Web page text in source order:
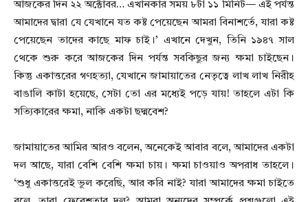
আজকের দিন ২২ অক্টোবর… এখানকার সময় ৮টা ১১ মিনিট— এই পর্যন্ত
আমাদের দ্বারা যে যেখানে যত কষ্ট পেয়েছেন আমরা বিনাশর্তে, যারা কষ্ট
পেয়েছেন তাদের কাছে মাফ চাই।’ এখানে দেখুন, তিনি ১৯৪৭ সাল
থেকে শুরু করে আজকের দিন পর্যন্ত সবকিছুর জন্য ক্ষমা চাইছেন।
কিন্তু একাত্তরের গণহত্যা, যেখানে জামায়াতের নেতৃত্বে লাখ লাখ নিরীহ
বাঙালি কাটা হয়েছে, সেটা তো এর মধ্যেই পড়ে যায়! তাহলে এটা কি
সত্যিকারের ক্ষমা, নাকি একটা ছদ্মবেশ?
জামায়াতের আমির আরও বলেন, অনেকেই আবার বলে, আমাদের একটা
দল আছে, যারা বেশি বেশি ক্ষমা চায়। ক্ষমা চাওয়াও অপরাধ তাহলে।
‘শুধু একাত্তরেই ভুল করেছি, আর করি নাই? যারা আমাদের ক্ষমা চাইতে